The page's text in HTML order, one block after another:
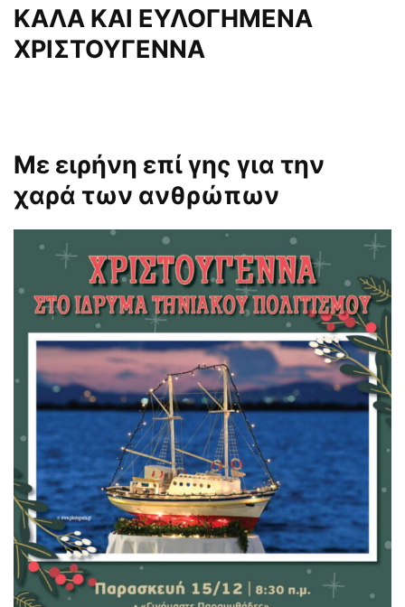
ΚΑΛΑ ΚΑΙ ΕΥΛΟΓΗΜΕΝΑ
ΧΡΙΣΤΟΥΓΕΝΝΑ
Με ειρήνη επί γης για την
χαρά των ανθρώπων